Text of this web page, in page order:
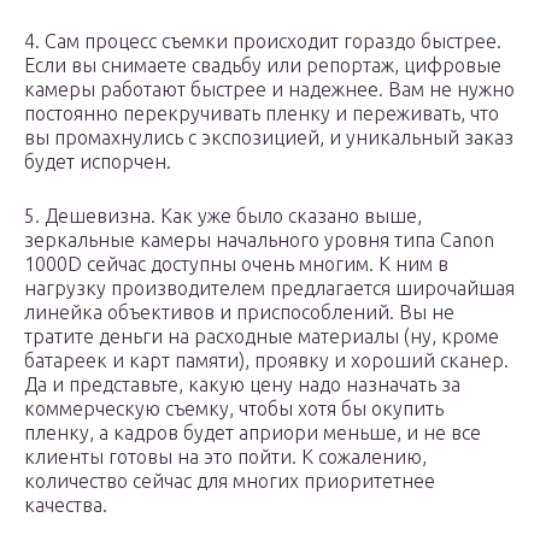
4. Сам процесс съемки происходит гораздо быстрее.
Если вы снимаете свадьбу или репортаж, цифровые
камеры работают быстрее и надежнее. Вам не нужно
постоянно перекручивать пленку и переживать, что
вы промахнулись с экспозицией, и уникальный заказ
будет испорчен.
5. Дешевизна. Как уже было сказано выше,
зеркальные камеры начального уровня типа Canon
1000D сейчас доступны очень многим. К ним в
нагрузку производителем предлагается широчайшая
линейка объективов и приспособлений. Вы не
тратите деньги на расходные материалы (ну, кроме
батареек и карт памяти), проявку и хороший сканер.
Да и представьте, какую цену надо назначать за
коммерческую съемку, чтобы хотя бы окупить
пленку, а кадров будет априори меньше, и не все
клиенты готовы на это пойти. К сожалению,
количество сейчас для многих приоритетнее
качества.